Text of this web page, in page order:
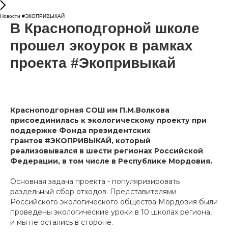
Новости #ЭКОПРИВЫКАЙ
В Красноподгорной школе
прошел экоурок в рамках
проекта #Экопривыкай
Красноподгорная СОШ им П.М.Волкова
присоединилась к экологическому проекту при
поддержке Фонда президентских
грантов #ЭКОПРИВЫКАЙ, который
реализовывался в шести регионах Российской
Федерации, в том числе в Республике Мордовия.
Основная задача проекта - популяризировать
раздельный сбор отходов. Представителями
Российского экологического общества Мордовия были
проведены экологические уроки в 10 школах региона,
и мы не остались в стороне.